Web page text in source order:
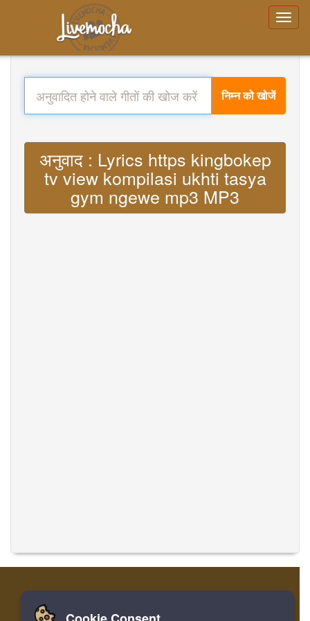
निम्न को खोजें
अनुवाद : Lyrics https kingbokep
tv view kompilasi ukhti tasya
gym ngewe mp3 MP3